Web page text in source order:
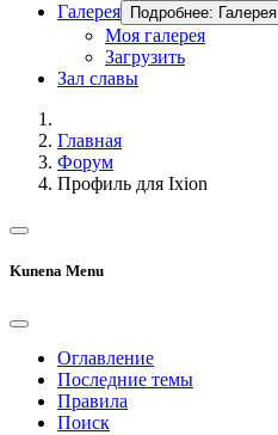
Галерея
Подробнее: Галерея
Моя галерея
Загрузить
Зал славы
Главная
Форум
Профиль для Ixion
Kunena Menu
Оглавление
Последние темы
Правила
Поиск